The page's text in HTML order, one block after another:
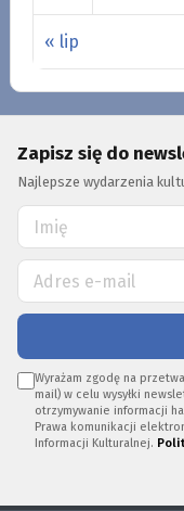
« lip
Zapisz się do
Najlepsze wydarzenia
Wyrażam zgodę na
mail) w celu wysyłki
otrzymywanie informacji
Prawa komunikacji
Informacji Kulturalnej.